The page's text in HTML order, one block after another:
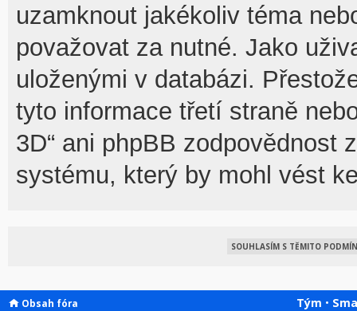
uzamknout jakékoliv téma
považovat za nutné. Jako
uloženými v databázi.
tyto informace třetí straně
3D“ ani phpBB zodpovědnost
systému, který by mohl vést
Obsah fóra Tým •